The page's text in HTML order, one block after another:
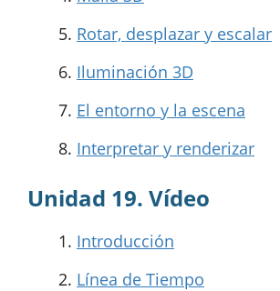
Rotar, desplazar y escalar
Iluminación 3D
El entorno y la escena
Interpretar y renderizar
Unidad 19. Vídeo
Introducción
Línea de Tiempo